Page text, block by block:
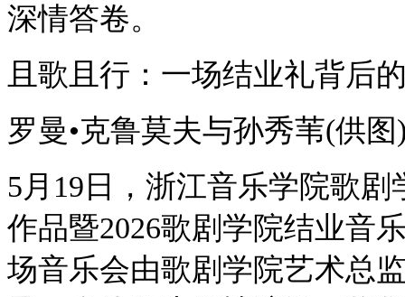
深情答卷。
且歌且行：一场结业礼背后
罗曼•克鲁莫夫与孙秀苇(供图
5月19日，浙江音乐学院歌
作品暨2026歌剧学院结业音
场音乐会由歌剧学院艺术总